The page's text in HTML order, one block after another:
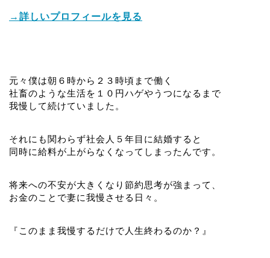
→詳しいプロフィールを見る
元々僕は朝６時から２３時頃まで働く
社畜のような生活を１０円ハゲやうつになるまで
我慢して続けていました。
それにも関わらず社会人５年目に結婚すると
同時に給料が上がらなくなってしまったんです。
将来への不安が大きくなり節約思考が強まって、
お金のことで妻に我慢させる日々。
『このまま我慢するだけで人生終わるのか？』